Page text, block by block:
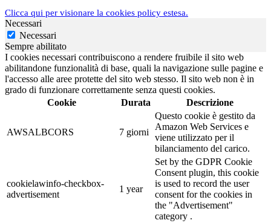
Clicca qui per visionare la cookies policy estesa.
Necessari
Necessari
Sempre abilitato
I cookies necessari contribuiscono a rendere fruibile il sito web
abilitandone funzionalità di base, quali la navigazione sulle pagine e
l'accesso alle aree protette del sito web stesso. Il sito web non è in
grado di funzionare correttamente senza questi cookies.
Cookie
Durata Descrizione
AWSALBCORS 7 giorni
Questo cookie è gestito da
Amazon Web Services e
viene utilizzato per il
bilanciamento del carico.
cookielawinfo-checkbox-
advertisement
1 year
Set by the GDPR Cookie
Consent plugin, this cookie
is used to record the user
consent for the cookies in
the "Advertisement"
category .